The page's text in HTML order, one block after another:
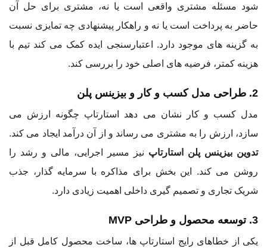
شود مسئله مشتری واقعی است یا نه، مشتری برای حل آن
حاضر به پرداخت است یا نه و راهکار پیشنهادی چه تمایزی نسبت
به گزینه های موجود دارد. اعتبارسنجی ایده کمک می کند تیم با
هزینه کمتر، فرضیه های اصلی خود را بررسی کند.
2. طراحی مدل کسب و کار و بیزینس پلن
مدل کسب و کار نشان می دهد استارتاپ چگونه ارزش می
سازد، ارزش را به مشتری می رساند و از آن درآمد ایجاد می کند.
تدوین بیزینس پلن استارتاپ نیز مسیر اجرایی، مالی و رشد را
روشن می کند. این بخش برای مذاکره با سرمایه گذار، جذب
شریک تجاری و تصمیم گیری داخلی اهمیت زیادی دارد.
3. توسعه محصول و طراحی MVP
یکی از خطاهای رایج استارتاپ ها، ساخت محصول کامل قبل از